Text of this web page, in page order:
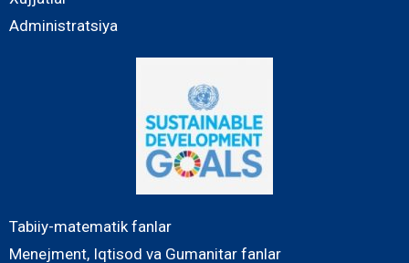
Administratsiya
Tabiiy-matematik fanlar
Menejment, Iqtisod va Gumanitar fanlar